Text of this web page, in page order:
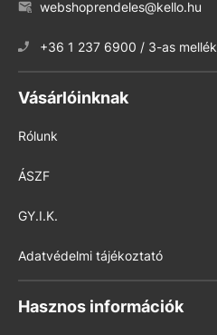
webshoprendeles@kello.hu
+36 1 237 6900 / 3-as mellék
Vásárlóinknak
Rólunk
ÁSZF
GY.I.K.
Adatvédelmi tájékoztató
Hasznos információk